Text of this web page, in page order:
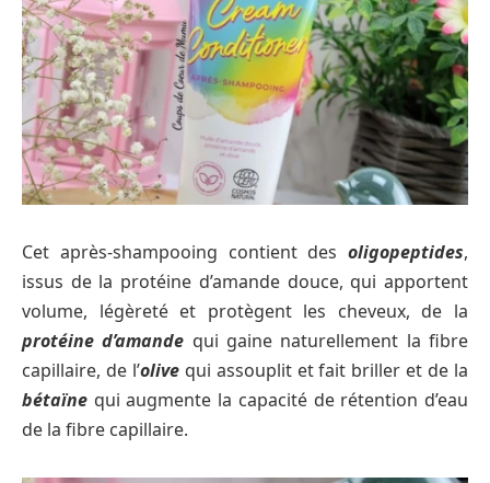
Cet après-shampooing contient des oligopeptides,
issus de la protéine d’amande douce, qui apportent
volume, légèreté et protègent les cheveux, de la
protéine d’amande qui gaine naturellement la fibre
capillaire, de l’olivequi assouplit et fait briller et de la
bétaïne qui augmente la capacité de rétention d’eau
de la fibre capillaire.